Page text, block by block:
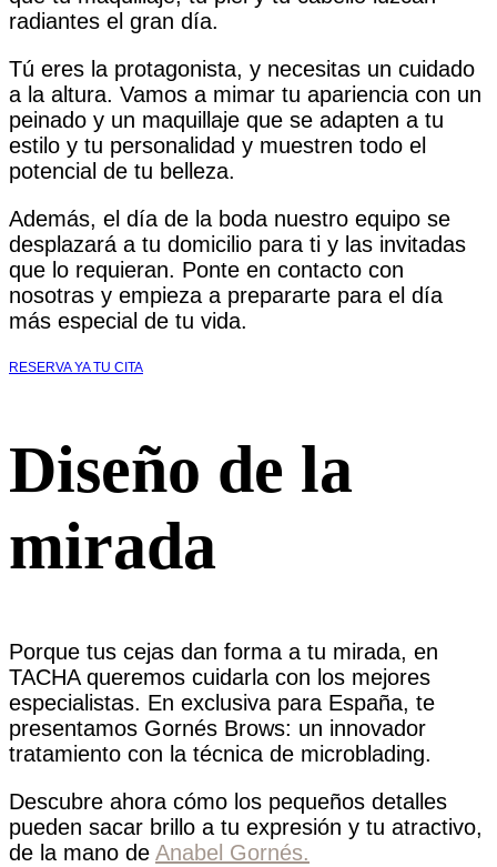
radiantes el gran día.
Tú eres la protagonista, y necesitas un cuidado
a la altura. Vamos a mimar tu apariencia con un
peinado y un maquillaje que se adapten a tu
estilo y tu personalidad y muestren todo el
potencial de tu belleza.
Además, el día de la boda nuestro equipo se
desplazará a tu domicilio para ti y las invitadas
que lo requieran. Ponte en contacto con
nosotras y empieza a prepararte para el día
más especial de tu vida.
RESERVA YA TU CITA
Diseño de la
mirada
Porque tus cejas dan forma a tu mirada, en
TACHA queremos cuidarla con los mejores
especialistas. En exclusiva para España, te
presentamos Gornés Brows: un innovador
tratamiento con la técnica de microblading.
Descubre ahora cómo los pequeños detalles
pueden sacar brillo a tu expresión y tu atractivo,
de la mano de Anabel Gornés.